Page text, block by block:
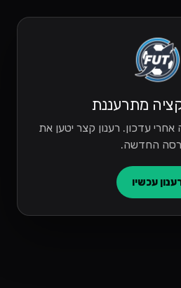
מתרעננת
אחרי עדכון. רענון קצר יטען את
החדשה.
עכשיו